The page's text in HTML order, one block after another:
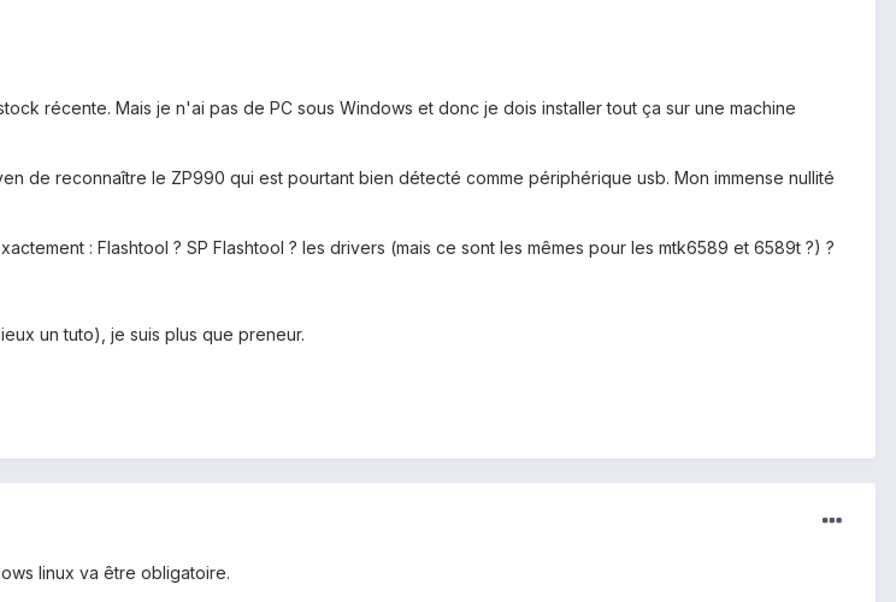
récente. Mais je n'ai pas de PC sous Windows et donc je dois installer tout ça sur une machine
de reconnaître le ZP990 qui est pourtant bien détecté comme périphérique usb. Mon immense nullité
: Flashtool ? SP Flashtool ? les drivers (mais ce sont les mêmes pour les mtk6589 et 6589t ?) ?
un tuto), je suis plus que preneur.
linux va être obligatoire.